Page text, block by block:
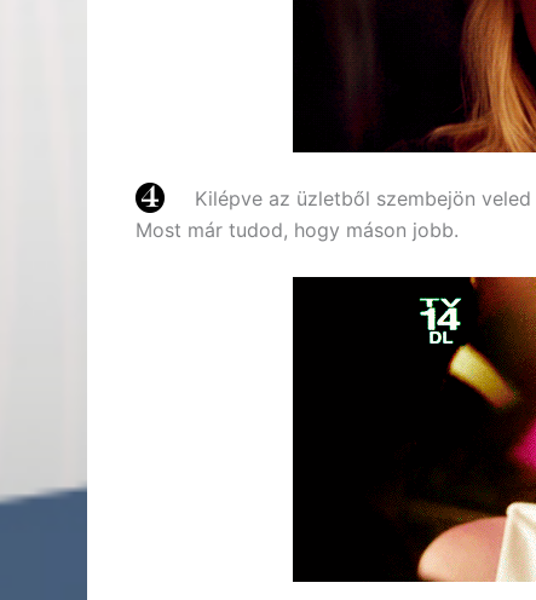
Kilépve az üzletből szembejön
Most már tudod, hogy máson jobb.